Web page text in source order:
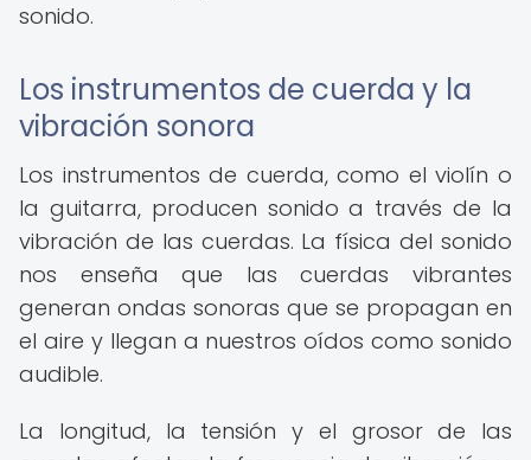
sonido.
Los instrumentos de cuerda y la
vibración sonora
Los instrumentos de cuerda, como el violín o
la guitarra, producen sonido a través de la
vibración de las cuerdas. La física del sonido
nos enseña que las cuerdas vibrantes
generan ondas sonoras que se propagan en
el aire y llegan a nuestros oídos como sonido
audible.
La longitud, la tensión y el grosor de las